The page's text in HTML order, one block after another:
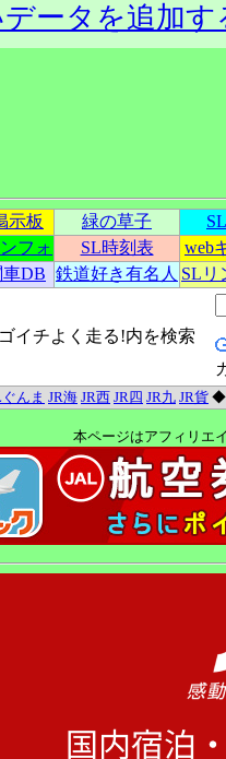
ータを追加す
示板 緑の草子
フォ SL時刻表
web
DB 鉄道好き有名人 SLリ
イチよく走る!内を検索
んま JR海 JR西 JR四 JR九 JR貨
本ページはアフィリエ